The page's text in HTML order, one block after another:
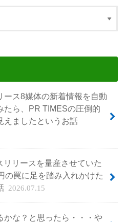
ース8媒体の新着情報を自動
たら、PR TIMESの圧倒的
えましたというお話
リリースを量産させていた
の罠に足を踏み入れかけた
2026.07.15
かな？と思ったら・・・や